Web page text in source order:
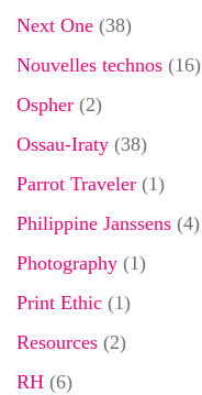
Next One (38)
Nouvelles technos (16)
Ospher (2)
Ossau-Iraty (38)
Parrot Traveler (1)
Philippine Janssens (4)
Photography (1)
Print Ethic (1)
Resources (2)
RH (6)